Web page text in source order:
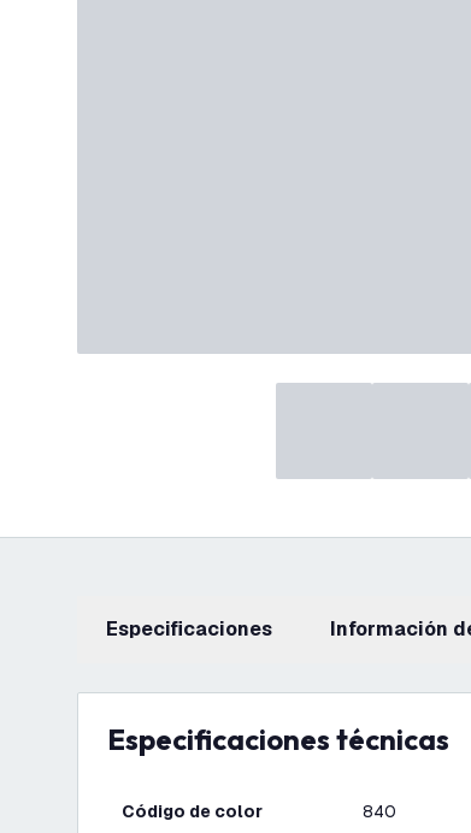
Especificaciones información
Especificaciones técnicas
Código de color 840